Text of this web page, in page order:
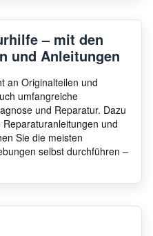
– mit den
und Anleitungen
an Originalteilen und
umfangreiche
und Reparatur. Dazu
und
Sie die meisten
selbst durchführen –